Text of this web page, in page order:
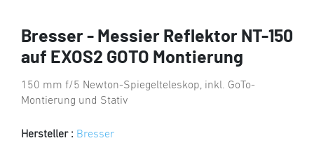
Bresser - Messier Reflektor NT-150
auf EXOS2 GOTO Montierung
150 mm f/5 Newton-Spiegelteleskop, inkl. GoTo-
Montierung und Stativ
Hersteller : Bresser